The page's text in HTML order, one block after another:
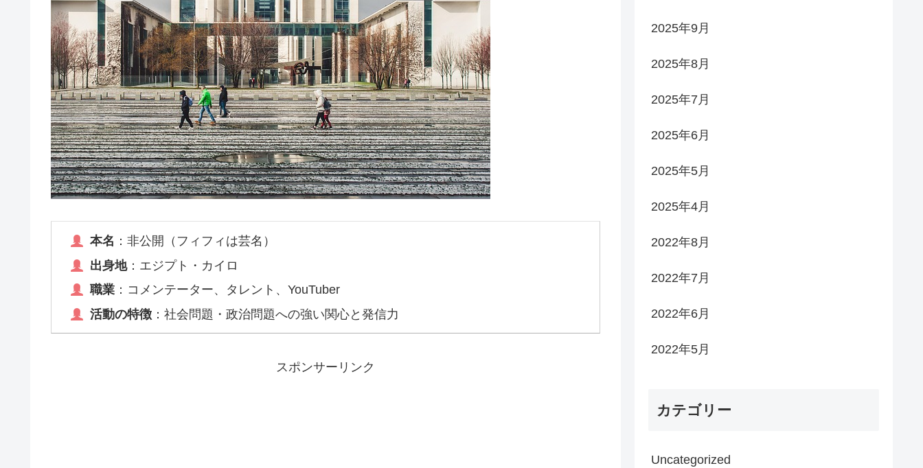
本名 ：非公開（フィフィは芸名）
出身地：エジプト・カイロ
職業 ：コメンテーター、タレント、YouTuber
活動の特徴 ：社会問題・政治問題への強い関心と発信力
スポンサーリンク
2025年9月
2025年8月
2025年7月
2025年6月
2025年5月
2025年4月
2022年8月
2022年7月
2022年6月
2022年5月
カテゴリー
Uncategorized